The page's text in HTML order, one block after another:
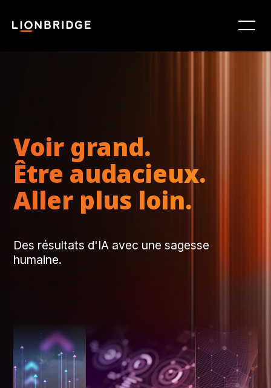
Voir grand.
Être audacieux.
Aller plus loin.
Des résultats d'IA avec une sagesse
humaine.